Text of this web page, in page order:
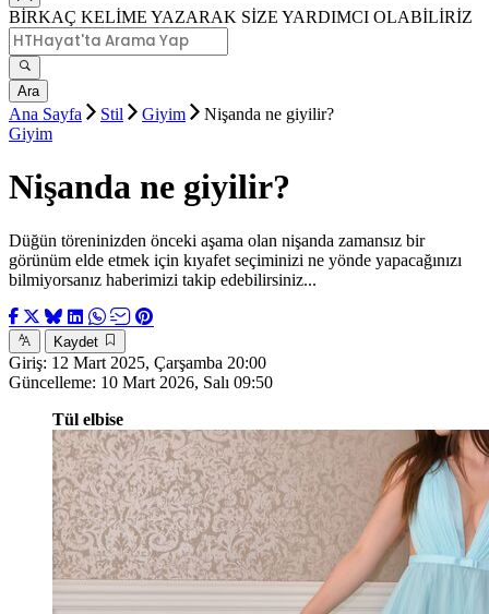
BİRKAÇ KELİME YAZARAK SİZE YARDIMCI OLABİLİRİZ
Ara
Ana Sayfa Stil Giyim
Nişanda ne giyilir?
Giyim
Nişanda ne giyilir?
Düğün töreninizden önceki aşama olan nişanda zamansız bir
görünüm elde etmek için kıyafet seçiminizi ne yönde yapacağınızı
bilmiyorsanız haberimizi takip edebilirsiniz...
Kaydet
Giriş: 12 Mart 2025, Çarşamba 20:00
Güncelleme: 10 Mart 2026, Salı 09:50
Tül elbise